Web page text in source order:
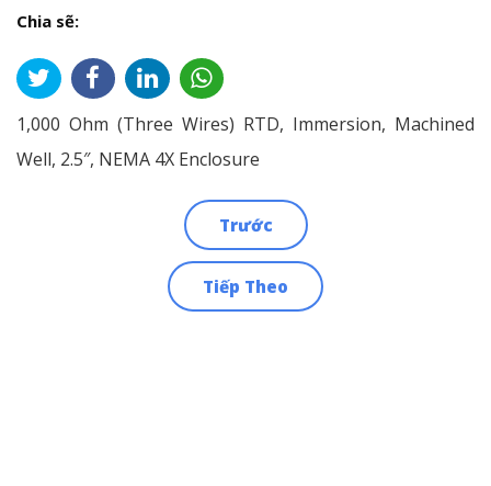
Chia sẽ:
1,000 Ohm (Three Wires) RTD, Immersion, Machined
Well, 2.5″, NEMA 4X Enclosure
Trước
Tiếp Theo